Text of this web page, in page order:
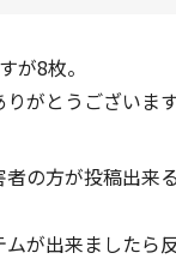
が8枚。
がとうございます
の方が投稿出来
が出来ましたら